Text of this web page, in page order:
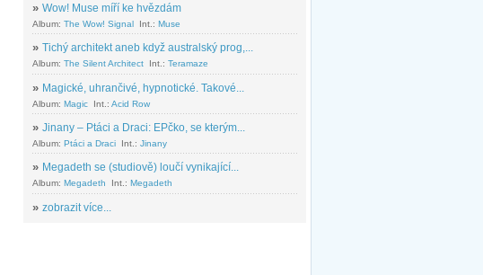
» Wow! Muse míří ke hvězdám
Album: The Wow! Signal Int.: Muse
» Tichý architekt aneb když australský prog,...
Album: The Silent Architect Int.: Teramaze
» Magické, uhrančivé, hypnotické. Takové...
Album: Magic Int.: Acid Row
» Jinany – Ptáci a Draci: EPčko, se kterým...
Album: Ptáci a Draci Int.: Jinany
» Megadeth se (studiově) loučí vynikající...
Album: Megadeth Int.: Megadeth
» zobrazit více...